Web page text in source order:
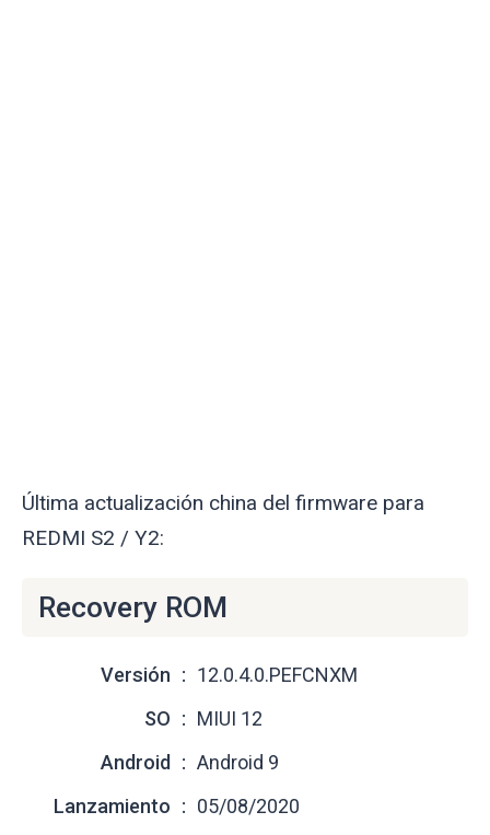
Última actualización china del firmware para
REDMI S2 / Y2:
Recovery ROM
Versión
12.0.4.0.PEFCNXM
SO
MIUI 12
Android
Android 9
Lanzamiento
05/08/2020